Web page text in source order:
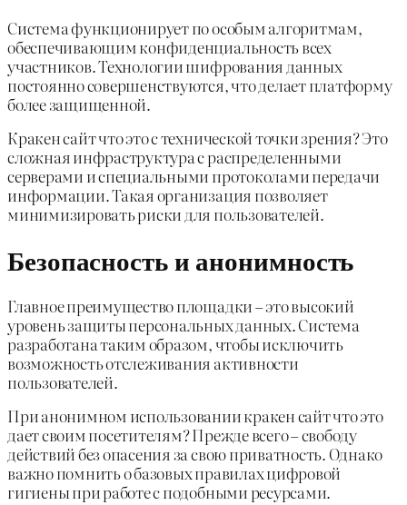
Система функционирует по особым алгоритмам,
обеспечивающим конфиденциальность всех
участников. Технологии шифрования данных
постоянно совершенствуются, что делает платформу
более защищенной.
Кракен сайт что это с технической точки зрения? Это
сложная инфраструктура с распределенными
серверами и специальными протоколами передачи
информации. Такая организация позволяет
минимизировать риски для пользователей.
Безопасность и анонимность
Главное преимущество площадки – это высокий
уровень защиты персональных данных. Система
разработана таким образом, чтобы исключить
возможность отслеживания активности
пользователей.
При анонимном использовании кракен сайт что это
дает своим посетителям? Прежде всего – свободу
действий без опасения за свою приватность. Однако
важно помнить о базовых правилах цифровой
гигиены при работе с подобными ресурсами.